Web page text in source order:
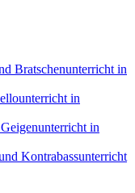
Bratschenunterricht in
in
in
Kontrabassunterricht